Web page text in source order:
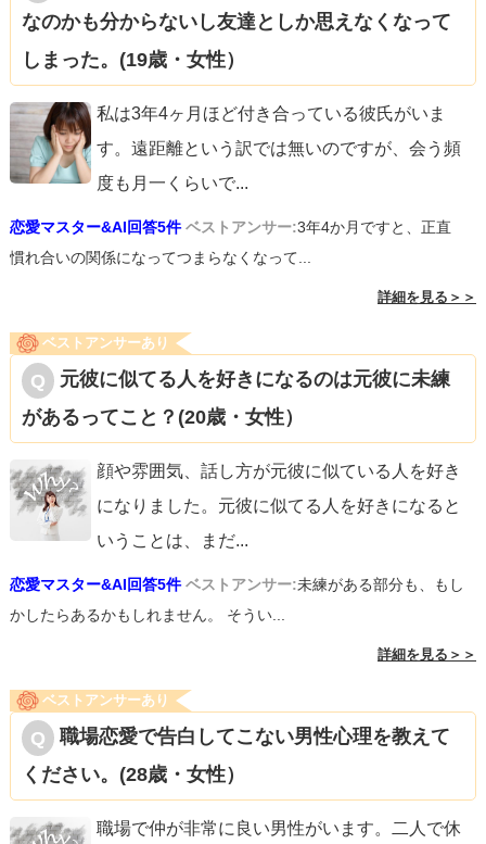
なのかも分からないし友達としか思えなくなって
しまった。(19歳・女性）
私は3年4ヶ月ほど付き合っている彼氏がいま
す。遠距離という訳では無いのですが、会う頻
度も月一くらいで...
恋愛マスター&AI回答5件 ベストアンサー:3年4か月ですと、正直
慣れ合いの関係になってつまらなくなって...
詳細を見る＞＞
ベストアンサーあり
元彼に似てる人を好きになるのは元彼に未練
があるってこと？(20歳・女性）
顔や雰囲気、話し方が元彼に似ている人を好き
になりました。元彼に似てる人を好きになると
いうことは、まだ...
恋愛マスター&AI回答5件 ベストアンサー:未練がある部分も、もし
かしたらあるかもしれません。 そうい...
詳細を見る＞＞
ベストアンサーあり
職場恋愛で告白してこない男性心理を教えて
ください。(28歳・女性）
職場で仲が非常に良い男性がいます。二人で休